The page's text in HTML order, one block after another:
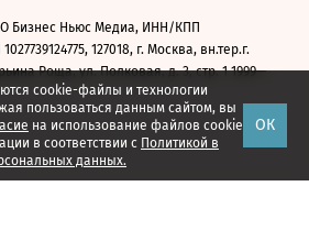
cookie-файлы и технологии
пользоваться данным сайтом, вы
на использование файлов cookie
в соответствии с Политикой в
данных.
ОК
Бизнес Ньюс Медиа, ИНН/КПП
127018, г. Москва, вн.тер.г.
Роща, ул. Полковая, д. 3, стр. 1 1999—